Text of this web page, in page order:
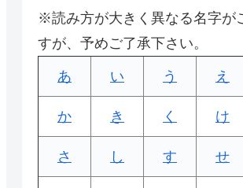
※読み方が大きく異なる名字が
すが、予めご了承下さい。
あ い う え
か き く け
さ し す せ